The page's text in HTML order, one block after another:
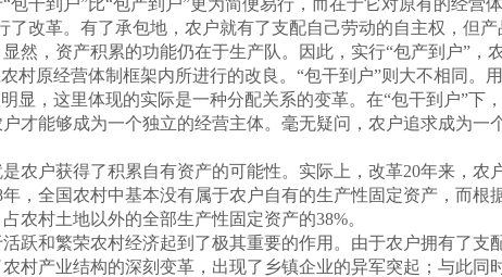
干到户”比“包产到户”更为简便易行，而在于它对原有的经营
改革。有了承包地，农户就有了支配自己劳动的自主权，但
然，资产积累的功能仍在于生产队。因此，实行“包产到户”，
村原经营体制框架内所进行的改良。“包干到户”则大不相同。
显，这里体现的实际是一种分配关系的变革。在“包干到户”下
才能够成为一个独立的经营主体。毫无疑问，农户追求成为一
户获得了积累自有资产的可能性。实际上，改革20年来，农
，全国农村中基本没有属于农户自有的生产性固定资产，而根
农村土地以外的全部生产性固定资产的38%。
和繁荣农村经济起到了极其重要的作用。由于农户拥有了支
村产业结构的深刻变革，出现了乡镇企业的异军突起；与此同